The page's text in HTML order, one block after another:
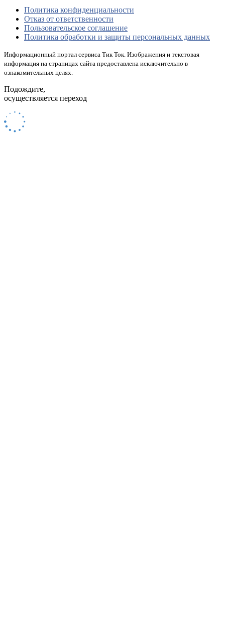
Политика конфиденциальности
Отказ от ответственности
Пользовательское соглашение
Политика обработки и защиты персональных данных
Информационный портал сервиса Тик Ток. Изображения и текстовая
информация на страницах сайта предоставлена исключительно в
ознакомительных целях.
Подождите,
осуществляется переход